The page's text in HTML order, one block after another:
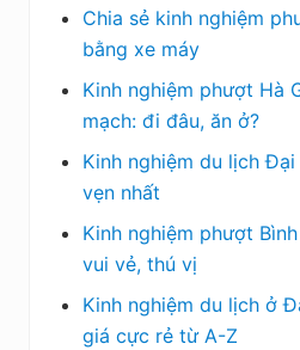
Chia sẻ kinh nghiệm
bằng xe máy
Kinh nghiệm phượt Hà
mạch: đi đâu, ăn ở?
Kinh nghiệm du lịch
vẹn nhất
Kinh nghiệm phượt
vui vẻ, thú vị
Kinh nghiệm du lịch ở
giá cực rẻ từ A-Z